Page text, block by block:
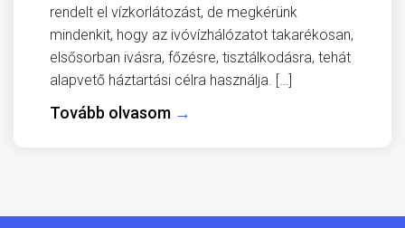
rendelt el vízkorlátozást, de megkérünk
mindenkit, hogy az ivóvízhálózatot takarékosan,
elsősorban ivásra, főzésre, tisztálkodásra, tehát
alapvető háztartási célra használja. […]
Tovább olvasom →